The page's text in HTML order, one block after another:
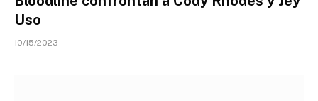
Uso
10/15/2023